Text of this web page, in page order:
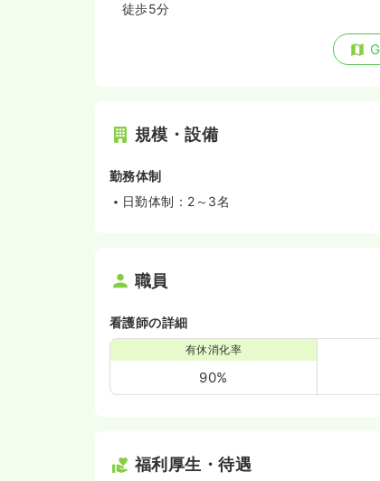
徒歩5分
規模・設備
勤務体制
日勤体制：2～3名
職員
看護師の詳細
有休消化率
90%
福利厚生・待遇